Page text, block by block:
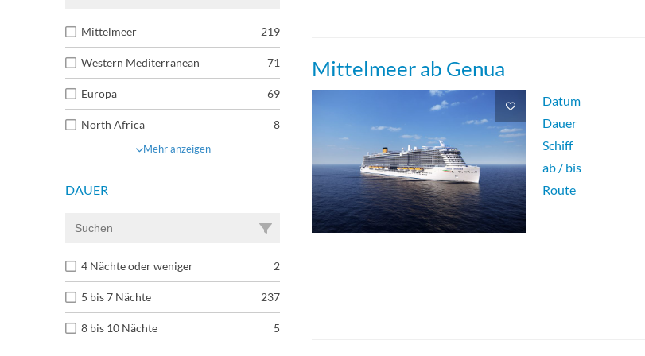
Inside Premium-[IP]
Inside Guarantee Cabin-[IV]
Suite-[S]
Terrasse mit Meerblick-[T1]
Mittelmeer 219
Western Mediterranean 71
Europa 69
North Africa 8
Mehr anzeigen
DAUER
4 Nächte oder weniger 2
5 bis 7 Nächte 237
8 bis 10 Nächte 5
Mittelmeer ab Genua
Datum
Dauer
Schiff
ab / bis
Route